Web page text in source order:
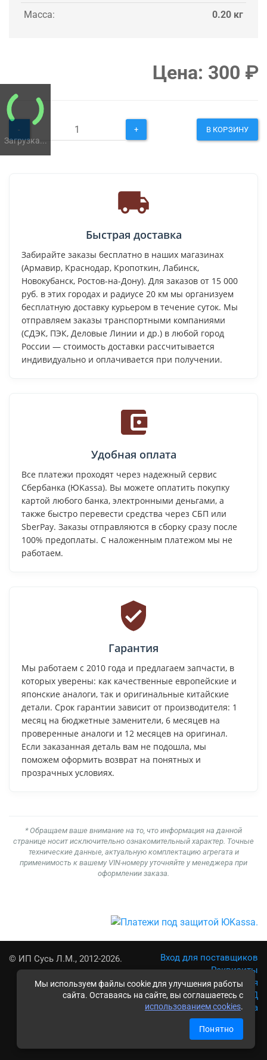
Мы используем файлы cookie для улучшения работы
сайта. Оставаясь на сайте, вы соглашаетесь с
использованием cookies.
Понятно
Загрузка...
Масса: 0.20 кг
Цена: 300 ₽
- + В КОРЗИНУ
Быстрая доставка
Забирайте заказы бесплатно в наших магазинах
(Армавир, Краснодар, Кропоткин, Лабинск,
Новокубанск, Ростов-на-Дону). Для заказов от 15 000
руб. в этих городах и радиусе 20 км мы организуем
бесплатную доставку курьером в течение суток. Мы
отправляем заказы транспортными компаниями
(СДЭК, ПЭК, Деловые Линии и др.) в любой город
России — стоимость доставки рассчитывается
индивидуально и оплачивается при получении.
Удобная оплата
Все платежи проходят через надежный сервис
Сбербанка (ЮKassa). Вы можете оплатить покупку
картой любого банка, электронными деньгами, а
также быстро перевести средства через СБП или
SberPay. Заказы отправляются в сборку сразу после
100% предоплаты. С наложенным платежом мы не
работаем.
Гарантия
Мы работаем с 2010 года и предлагаем запчасти, в
которых уверены: как качественные европейские и
японские аналоги, так и оригинальные китайские
детали. Срок гарантии зависит от производителя: 1
месяц на бюджетные заменители, 6 месяцев на
проверенные аналоги и 12 месяцев на оригинал.
Если заказанная деталь вам не подошла, мы
поможем оформить возврат на понятных и
прозрачных условиях.
* Обращаем ваше внимание на то, что информация на данной
странице носит исключительно ознакомительный характер. Точные
технические данные, актуальную комплектацию агрегата и
применимость к вашему VIN-номеру уточняйте у менеджера при
оформлении заказа.
© ИП Сусь Л.М., 2012-2026.
Вход для поставщиков
Реквизиты
Условия использования
Политика обработки ПД
Карта сайта